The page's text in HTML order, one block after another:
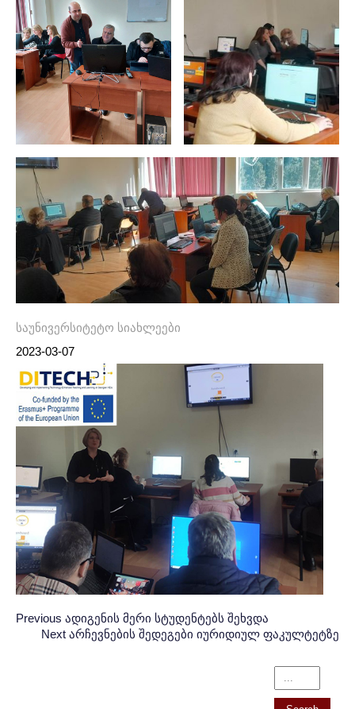
საუნივერსიტეტო სიახლეები
2023-03-07
Post
navigation
პოსტის
ნავიგაცია
Previous Previous
Post:
ადიგენის მერი სტუდენტებს შეხვდა
Next Next
არჩევნების შედეგები იურიდიულ ფაკულტეტზე